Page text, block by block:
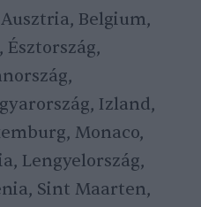
Belgium,
Észtország,
Izland,
Monaco,
Lengyelország,
Sint Maarten,